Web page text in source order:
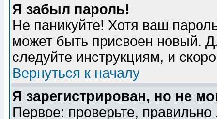
Я забыл пароль!
Не паникуйте! Хотя ваш
может быть присвоен новый.
следуйте инструкциям, и
Вернуться к началу
Я зарегистрирован, но не
Первое: проверьте,